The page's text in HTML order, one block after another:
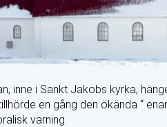
inne i Sankt Jakobs kyrka,
en gång den ökända “
varning.